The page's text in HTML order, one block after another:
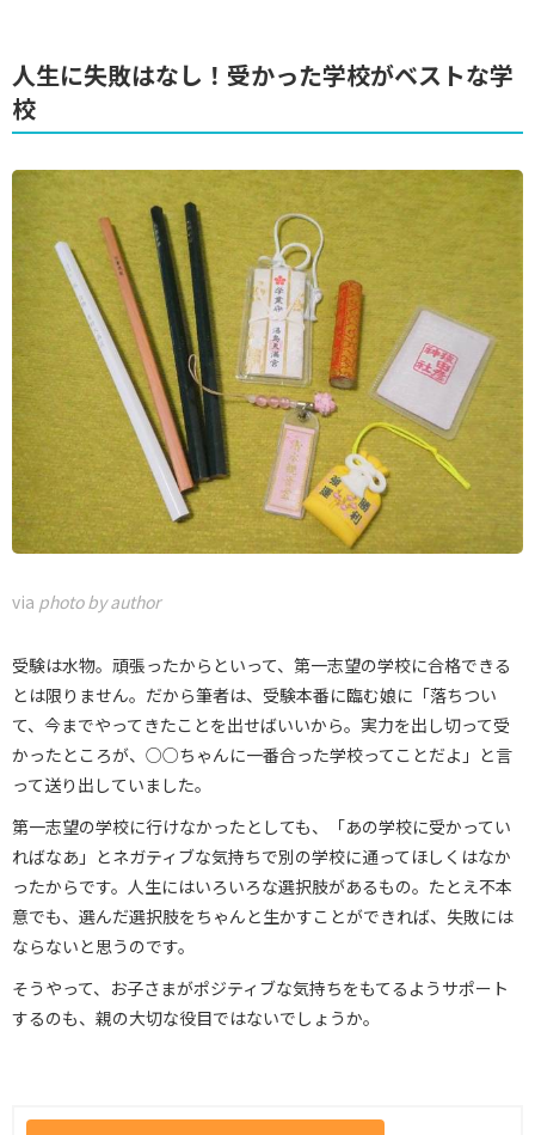
人生に失敗はなし！受かった学校がベストな学
校
via photo by author
受験は水物。頑張ったからといって、第一志望の学校に合格できる
とは限りません。だから筆者は、受験本番に臨む娘に「落ちつい
て、今までやってきたことを出せばいいから。実力を出し切って受
かったところが、○○ちゃんに一番合った学校ってことだよ」と言
って送り出していました。
第一志望の学校に行けなかったとしても、「あの学校に受かってい
ればなあ」とネガティブな気持ちで別の学校に通ってほしくはなか
ったからです。人生にはいろいろな選択肢があるもの。たとえ不本
意でも、選んだ選択肢をちゃんと生かすことができれば、失敗には
ならないと思うのです。
そうやって、お子さまがポジティブな気持ちをもてるようサポート
するのも、親の大切な役目ではないでしょうか。